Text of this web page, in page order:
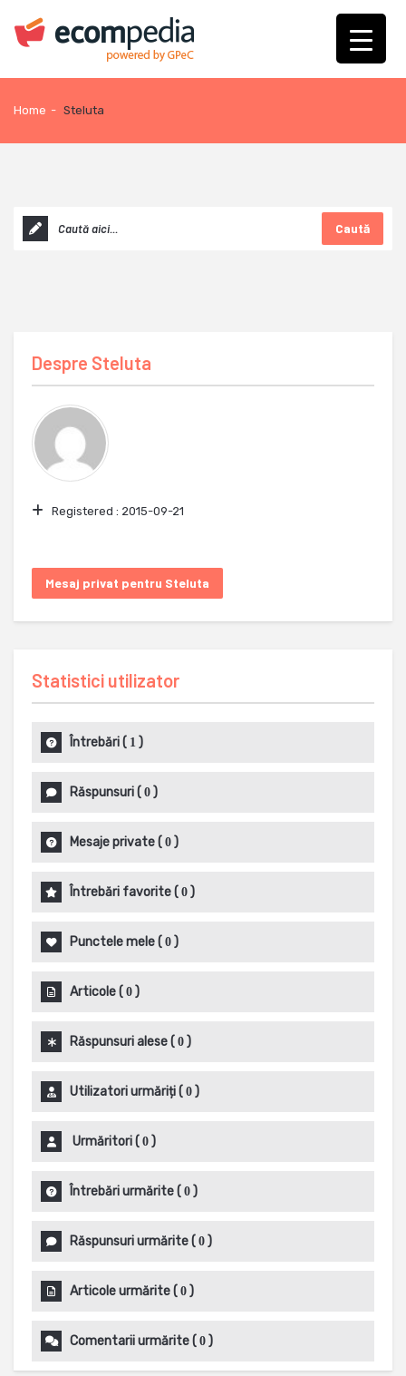
Home - Steluta
Caută
Despre Steluta
Registered : 2015-09-21
Mesaj privat pentru Steluta
Statistici utilizator
Întrebări( 1 )
Răspunsuri( 0 )
Mesaje private( 0 )
Întrebări favorite( 0 )
Punctele mele( 0 )
Articole( 0 )
Răspunsuri alese( 0 )
Utilizatori urmăriți( 0 )
Urmăritori( 0 )
Întrebări urmărite( 0 )
Răspunsuri urmărite( 0 )
Articole urmărite( 0 )
Comentarii urmărite( 0 )